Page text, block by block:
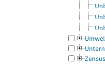
Zensus